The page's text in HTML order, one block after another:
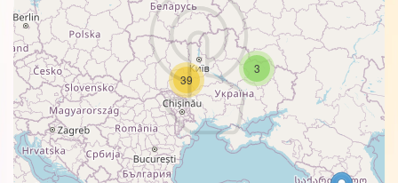
3
39